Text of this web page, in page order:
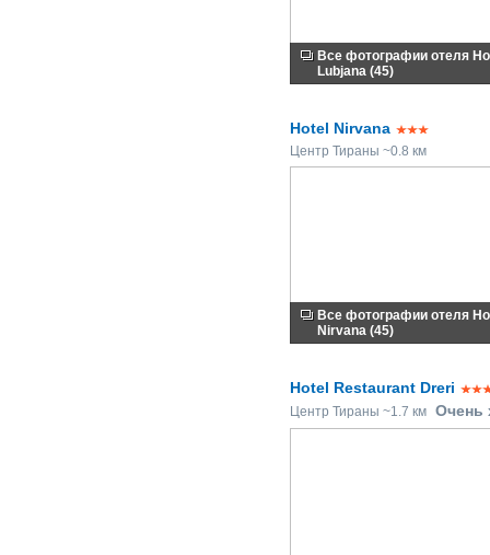
Все фотографии отеля
Lubjana (45)
Hotel Nirvana
Центр Тираны ~0.8 км
Все фотографии отеля
Nirvana (45)
Hotel Restaurant Dreri
Центр Тираны ~1.7 км